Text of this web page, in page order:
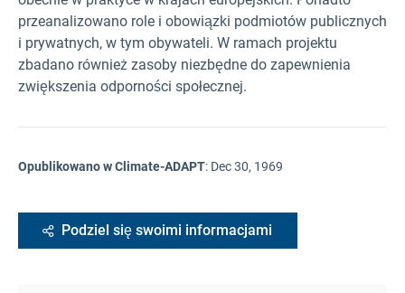
przeanalizowano role i obowiązki podmiotów publicznych
i prywatnych, w tym obywateli. W ramach projektu
zbadano również zasoby niezbędne do zapewnienia
zwiększenia odporności społecznej.
Opublikowano w Climate-ADAPT: Dec 30, 1969
Podziel się swoimi informacjami